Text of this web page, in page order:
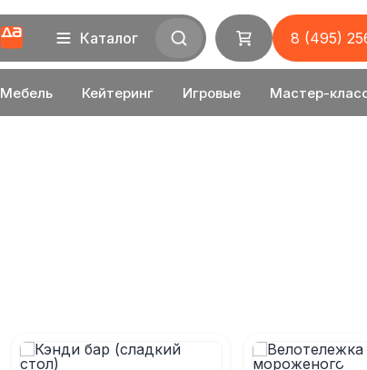
Мебель Кейтеринг Игровые Мастер-
Каталог 8 (495)